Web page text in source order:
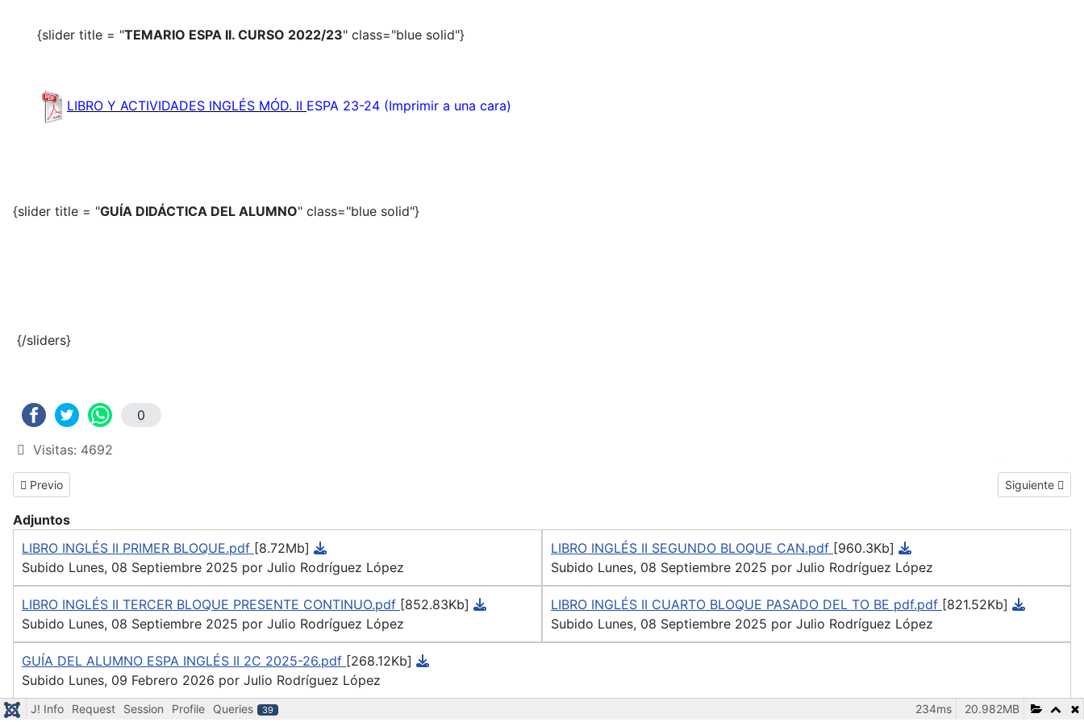
{slider title = "TEMARIO ESPA II. CURSO 2022/23" class="blue solid"}
LIBRO Y ACTIVIDADES INGLÉS MÓD. II ESPA 23-24 (Imprimir a una cara)
{slider title = "GUÍA DIDÁCTICA DEL ALUMNO" class="blue solid"}
{/sliders}
0
Visitas: 4692
Previous article: PRESENCIA - Inglés Módulo III
Previo Next article:
Siguiente
Adjuntos
LIBRO INGLÉS II PRIMER BLOQUE.pdf [8.72Mb]
Subido Lunes, 08 Septiembre 2025 por Julio Rodríguez López
LIBRO INGLÉS II SEGUNDO BLOQUE CAN.pdf [960.3Kb]
Subido Lunes, 08 Septiembre 2025 por Julio Rodríguez López
LIBRO INGLÉS II TERCER BLOQUE PRESENTE CONTINUO.pdf [852.83Kb]
Subido Lunes, 08 Septiembre 2025 por Julio Rodríguez López
LIBRO INGLÉS II CUARTO BLOQUE PASADO DEL TO BE pdf.pdf [821.52Kb]
Subido Lunes, 08 Septiembre 2025 por Julio Rodríguez López
GUÍA DEL ALUMNO ESPA INGLÉS II 2C 2025-26.pdf [268.12Kb]
Subido Lunes, 09 Febrero 2026 por Julio Rodríguez López
J! Info Request Session Profile Queries 39 20.982MB
234ms